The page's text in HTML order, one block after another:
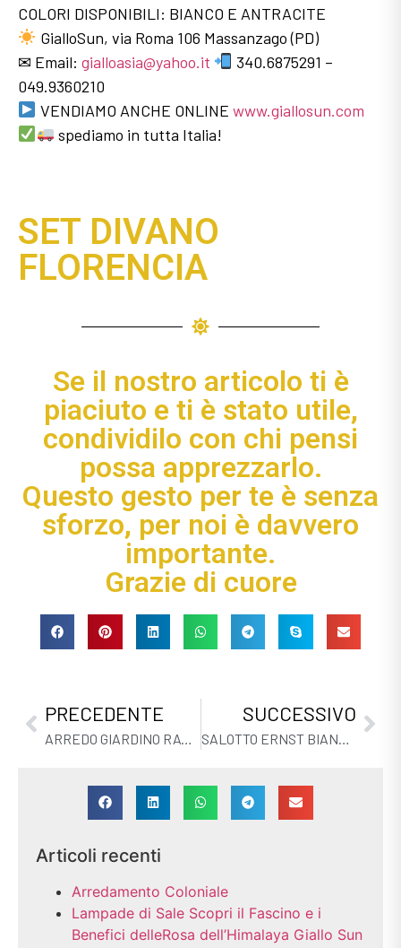
COLORI DISPONIBILI: BIANCO E ANTRACITE
GialloSun, via Roma 106 Massanzago (PD)
✉ Email: gialloasia@yahoo.it
340.6875291 –
049.9360210
VENDIAMO ANCHE ONLINE www.giallosun.com
spediamo in tutta Italia!
SET DIVANO
FLORENCIA
Se il nostro articolo ti è
piaciuto e ti è stato utile,
condividilo con chi pensi
possa apprezzarlo.
Questo gesto per te è senza
sforzo, per noi è davvero
importante.
Grazie di cuore
PRECEDENTE SUCCESSIVO
Articoli recenti
Arredamento Coloniale
Lampade di Sale Scopri il Fascino e i
Benefici delleRosa dell’Himalaya Giallo Sun